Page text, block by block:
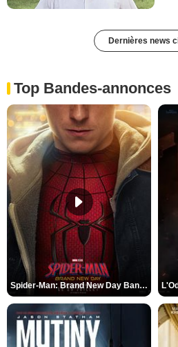
Dernières news
Top Bandes-annonces
Spider-Man: Brand New Day Bande-annonce VO STFR